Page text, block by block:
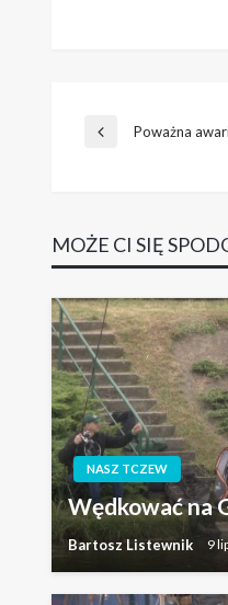
Poprzedni
Poważna
MOŻE CI SIĘ
NASZ TCZEW
Wędkować na
Bartosz Listewnik 9